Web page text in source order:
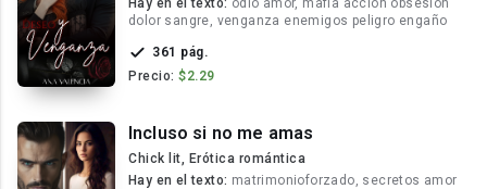
Hay en el texto: odio amor, mafia accion obsesion
dolor sangre, venganza enemigos peligro engaño
361 pág.
Precio: $2.29
Incluso si no me amas
Chick lit, Erótica romántica
Hay en el texto: matrimonioforzado, secretos amor